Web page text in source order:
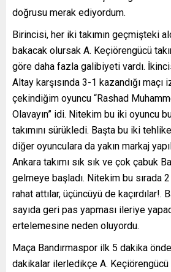
doğrusu merak ediyordum.
Birincisi, her iki takımın geçmişteki
bakacak olursak A. Keçiörengücü
göre daha fazla galibiyeti vardı.
Altay karşısında 3-1 kazandığı maçı
çekindiğim oyuncu “Rashad
Olavayın” idi. Nitekim bu iki oyuncu
takımını sürükledi. Başta bu iki
diğer oyunculara da yakın markaj
Ankara takımı sık sık ve çok çabuk
gelmeye başladı. Nitekim bu sırada
rahat attılar, üçüncüyü de kaçırdılar!.
sayıda geri pas yapması ileriye
ertelemesine neden oluyordu.
Maça Bandırmaspor ilk 5 dakika
dakikalar ilerledikçe A. Keçiörengücü